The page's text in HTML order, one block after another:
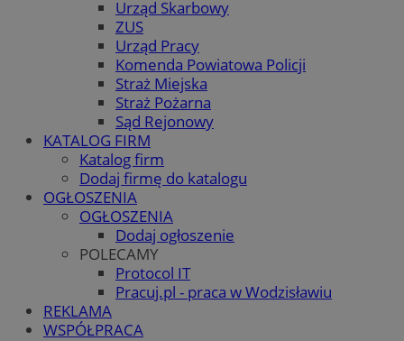
Urząd Skarbowy
ZUS
Urząd Pracy
Komenda Powiatowa Policji
Straż Miejska
Straż Pożarna
Sąd Rejonowy
KATALOG FIRM
Katalog firm
Dodaj firmę do katalogu
OGŁOSZENIA
OGŁOSZENIA
Dodaj ogłoszenie
POLECAMY
Protocol IT
Pracuj.pl - praca w Wodzisławiu
REKLAMA
WSPÓŁPRACA